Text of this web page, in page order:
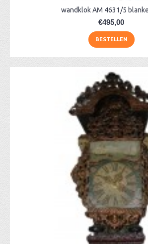
wandklok AM 4631/5
€495,00
BESTELLEN